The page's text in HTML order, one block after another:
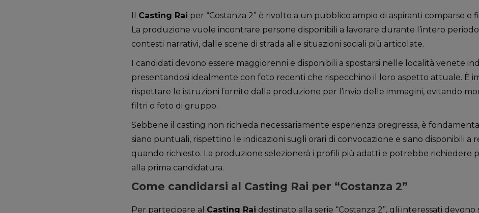
Il Casting Rai per “Costanza 2” è rivolto a un pubblico ampio di aspiranti comparse e
La produzione vuole incontrare persone disponibili a lavorare durante l’intero
contesti narrativi, dalle scene di strada alle situazioni sociali più articolate.
I candidati devono essere maggiorenni e disponibili a spostarsi nelle località venete
presentandosi idealmente con foto recenti che rispecchino il loro aspetto attuale. È
rispettare le istruzioni fornite dalla produzione per l’invio delle immagini, evitando
filtri o foto di gruppo.
Sebbene il casting non richieda necessariamente esperienza pregressa, è
siano puntuali, rispettino le indicazioni sugli orari di convocazione e siano disponibili a
quando richiesto. La produzione selezionerà i profili più adatti e potrebbe richiedere
alla prima candidatura.
Come candidarsi al Casting Rai per “Costanza 2”
Per partecipare al Casting Rai destinato alla serie “Costanza 2”, gli interessati